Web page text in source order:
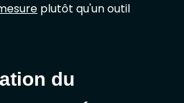
plutôt qu'un outil
du